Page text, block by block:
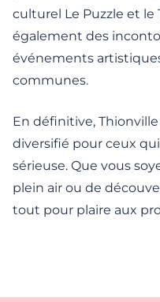
culturel Le Puzzle et le
également des
événements
communes.
En définitive,
diversifié pour ceux
sérieuse. Que vous
plein air ou de
tout pour plaire aux